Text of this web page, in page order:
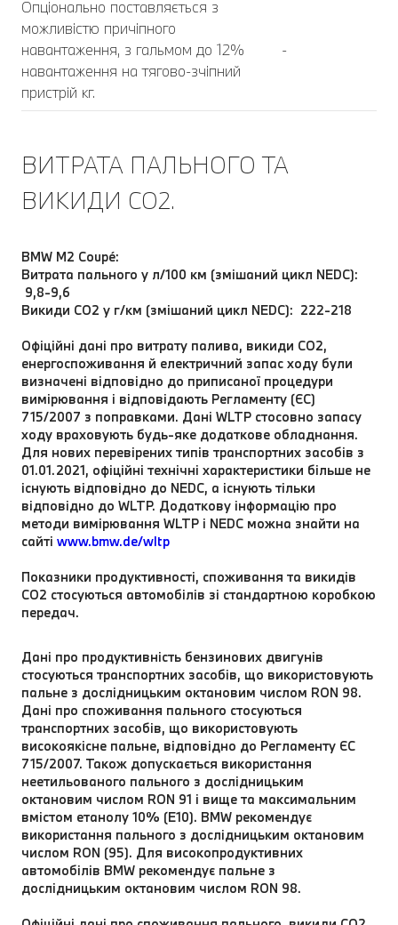
Опціонально поставляється з
можливістю причіпного
навантаження, з гальмом до 12%
навантаження на тягово-зчіпний
пристрій кг.
-
ВИТРАТА ПАЛЬНОГО ТА
ВИКИДИ CO2.
BMW M2 Coupé:
Витрата пального у л/100 км (змішаний цикл NEDC):
9,8-9,6
Викиди CO2 у г/км (змішаний цикл NEDC): 222-218
Офіційні дані про витрату палива, викиди CO2,
енергоспоживання й електричний запас ходу були
визначені відповідно до приписаної процедури
вимірювання і відповідають Регламенту (ЄС)
715/2007 з поправками. Дані WLTP стосовно запасу
ходу враховують будь-яке додаткове обладнання.
Для нових перевірених типів транспортних засобів з
01.01.2021, офіційні технічні характеристики більше не
існують відповідно до NEDC, а існують тільки
відповідно до WLTP. Додаткову інформацію про
методи вимірювання WLTP і NEDC можна знайти на
сайті www.bmw.de/wltp
Показники продуктивності, споживання та викидів
CO2 стосуються автомобілів зі стандартною коробкою
передач.
Дані про продуктивність бензинових двигунів
стосуються транспортних засобів, що використовують
пальне з дослідницьким октановим числом RON 98.
Дані про споживання пального стосуються
транспортних засобів, що використовують
високоякісне пальне, відповідно до Регламенту ЄС
715/2007. Також допускається використання
неетильованого пального з дослідницьким
октановим числом RON 91 і вище та максимальним
вмістом етанолу 10% (E10). BMW рекомендує
використання пального з дослідницьким октановим
числом RON (95). Для високопродуктивних
автомобілів BMW рекомендує пальне з
дослідницьким октановим числом RON 98.